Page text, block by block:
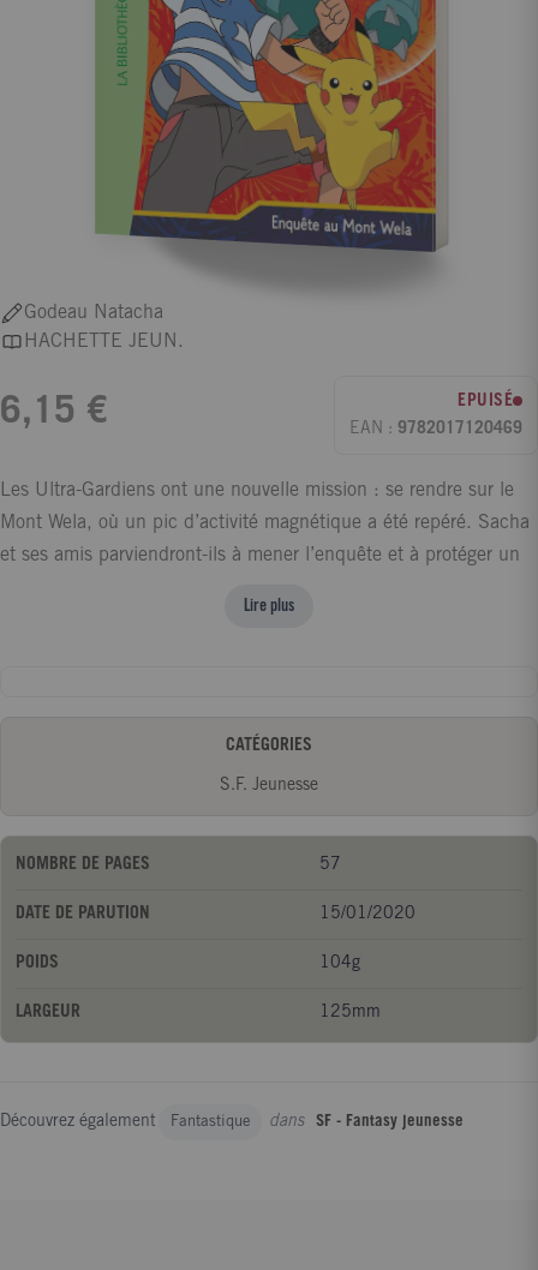
Godeau Natacha
HACHETTE JEUN.
6,15 €
EPUISÉ
EAN : 9782017120469
Les Ultra-Gardiens ont une nouvelle mission : se rendre sur le
Mont Wela, où un pic d’activité magnétique a été repéré. Sacha
et ses amis parviendront-ils à mener l’enquête et à protéger un
chercheurs de pierres malintentionnés ...
Lire plus
CATÉGORIES
S.F. Jeunesse
NOMBRE DE PAGES 57
DATE DE PARUTION 15/01/2020
POIDS 104g
LARGEUR 125mm
Découvrez également Fantastique dans SF - Fantasy jeunesse